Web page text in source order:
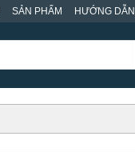
SẢN PHẨM HƯỚNG